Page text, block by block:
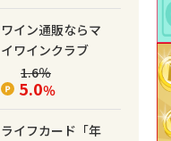
ワイン通販ならマ
イワインクラブ
1.6％
5.0％
ライフカード「年